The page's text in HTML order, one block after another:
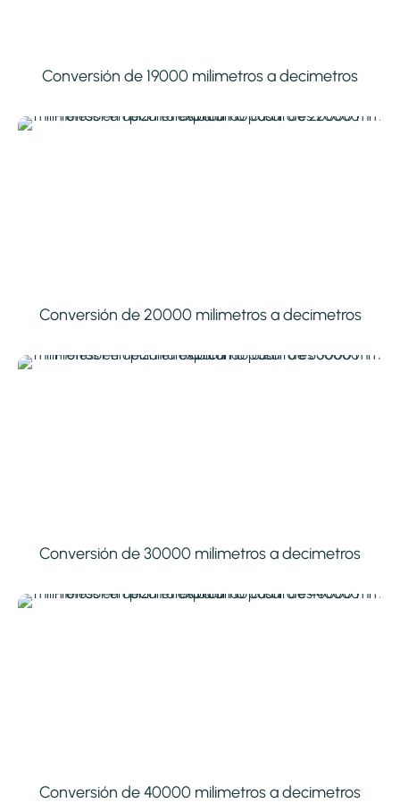
Conversión de 19000 milimetros a decimetros
Conversión de 20000 milimetros a decimetros
Conversión de 30000 milimetros a decimetros
Conversión de 40000 milimetros a decimetros